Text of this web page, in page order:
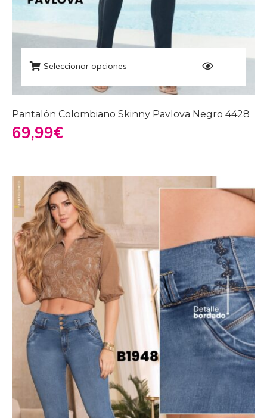
Seleccionar opciones
Pantalón Colombiano Skinny Pavlova Negro 4428
69,99€